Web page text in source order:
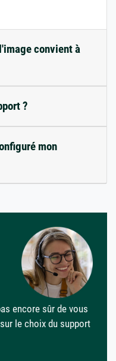
convient à
?
mon
encore sûr de vous
le choix du support